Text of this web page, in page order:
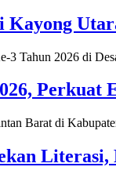
Literasi,